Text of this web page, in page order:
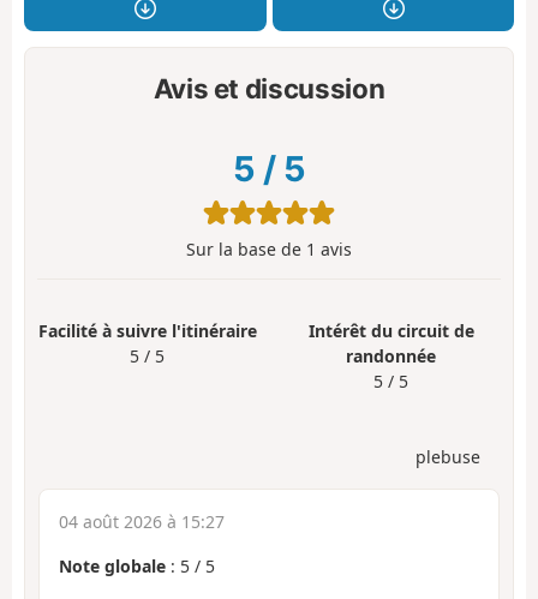
Avis et discussion
5 / 5
Sur la base de 1 avis
Facilité à suivre l'itinéraire
5 / 5
Intérêt du circuit de
randonnée
5 / 5
plebuse
04 août 2026 à 15:27
Note globale : 5 / 5